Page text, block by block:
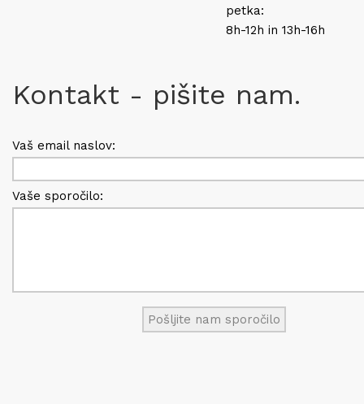
petka:
8h-12h in 13h-16h
Kontakt - pišite nam.
Vaš email naslov:
Vaše sporočilo: